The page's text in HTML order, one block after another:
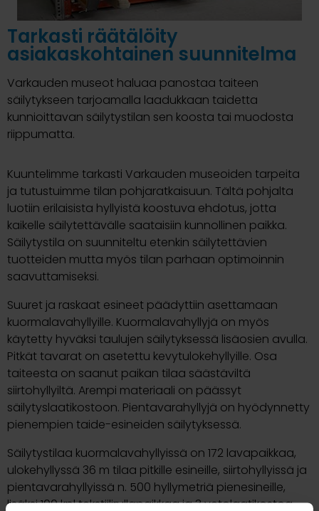
Tarkasti räätälöity
asiakaskohtainen suunnitelma
Varkauden museot haluaa panostaa taiteen
säilytykseen tarjoamalla laadukkaan taidetta
kunnioittavan säilytystilan sen koosta tai muodosta
riippumatta.
Kuuntelimme tarkasti Varkauden museoiden tarpeita
ja tutustuimme tilan pohjaratkaisuun. Tältä pohjalta
luotiin erilaisista hyllyistä koostuva ehdotus, jotta
kaikelle säilytettävälle saataisiin kunnollinen paikka.
Säilytystila on suunniteltu etenkin säilytettävien
tuotteiden mutta myös tilan parhaan optimoinnin
saavuttamiseksi.
Suuret ja raskaat esineet päädyttiin asettamaan
kuormalavahyllyille. Kuormalavahyllyjä on myös
käytetty hyväksi taulujen säilytyksessä lisäosien avulla.
Pitkät tavarat on asetettu kevytulokehyllyille. Osa
taiteesta on saanut paikan tilaa säästäviltä
siirtohyllyiltä. Arempi materiaali on päässyt
säilytyslaatikostoon. Pientavarahyllyjä on hyödynnetty
pienempien taide-esineiden säilytyksessä.
Säilytystilaa kuormalavahyllyissä on 172 lavapaikkaa,
ulokehyllyssä 36 m tilaa pitkille esineille, siirtohyllyissä ja
pientavarahyllyissä n. 500 hyllymetriä pienesineille,
lisäksi 100 kpl tekstiilirullapaikkaa ja 3 vetolaatikostoa.